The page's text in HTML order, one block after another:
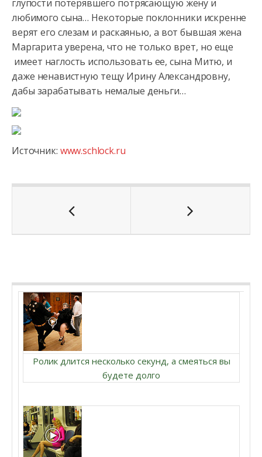
глупости потерявшего потрясающую жену и
любимого сына… Некоторые поклонники искренне
верят его слезам и раскаянью, а вот бывшая жена
Маргарита уверена, что не только врет, но еще
имеет наглость использовать ее, сына Митю, и
даже ненавистную тещу Ирину Александровну,
дабы зарабатывать немалые деньги…
Источник: www.schlock.ru
Ролик длится несколько секунд, а смеяться вы
будете долго